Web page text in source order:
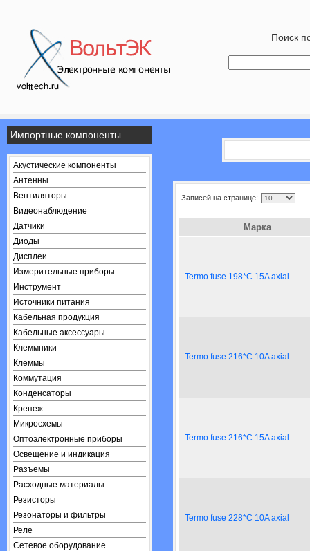
Поиск
Импортные компоненты
Акустические компоненты
Антенны
Вентиляторы
Видеонаблюдение
Датчики
Диоды
Дисплеи
Измерительные приборы
Инструмент
Источники питания
Кабельная продукция
Кабельные аксессуары
Клеммники
Клеммы
Коммутация
Конденсаторы
Крепеж
Микросхемы
Оптоэлектронные приборы
Освещение и индикация
Разъемы
Расходные материалы
Резисторы
Резонаторы и фильтры
Реле
Сетевое оборудование
Записей на странице:
Марка
Termo fuse 198*C 15A axial
Termo fuse 216*C 10A axial
Termo fuse 216*C 15A axial
Termo fuse 228*C 10A axial